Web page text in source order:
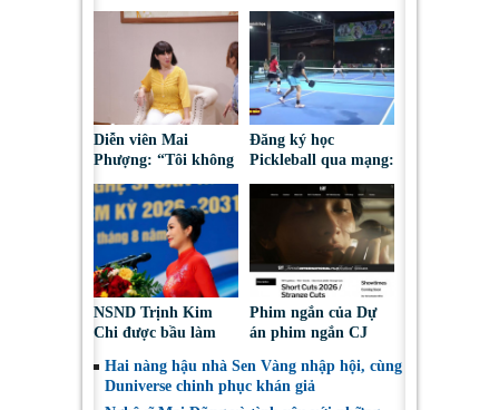
Diễn viên Mai
Phượng: “Tôi không
những gì mình đã
chọn”
Đăng ký học
Pickleball qua mạng:
đoạt tài sản
NSND Trịnh Kim
Chi được bầu làm
Nghệ sĩ Sân khấu
Việt Nam
Phim ngắn của Dự
án phim ngắn CJ
tại LHP quốc tế
Toronto 2026
Hai nàng hậu nhà Sen Vàng nhập hội, cùng
Duniverse chinh phục khán giả